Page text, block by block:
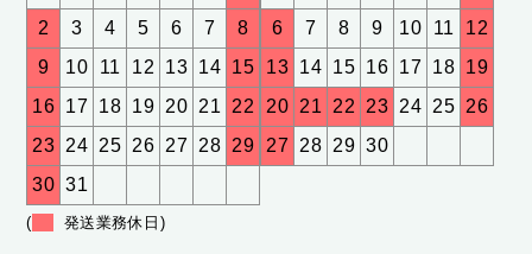
2 3 4 5 6 7
8
9
10 11 12 13 14 15
16 17 18 19 20 21
22
23 24 25 26 27 28 29
30 31
6 7 8 9 10 11
12
13 14 15 16 17 18 19
20 21 22 23 24 25 26
27 28 29 30
( 発送業務休日)